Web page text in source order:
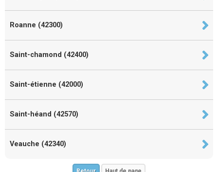
Roanne (42300)
Saint-chamond (42400)
Saint-étienne (42000)
Saint-héand (42570)
Veauche (42340)